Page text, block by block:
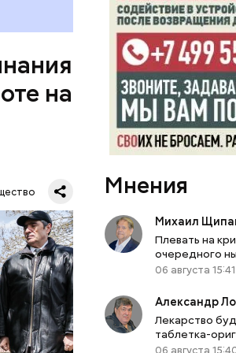
на
авария
Мнения
Михаил
Плевать на
очередного
06 августа 15:41
Александр
Лекарство
таблетка-
06 августа